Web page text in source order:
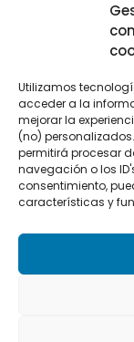
Utilizamos
acceder a la
mejorar la
(no)
permitirá procesar
navegación o los
consentimiento,
características y
CONTACTO
+34 662
SÍGUENOS